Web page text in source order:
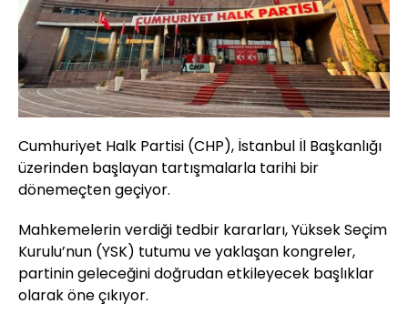
Cumhuriyet Halk Partisi (CHP), İstanbul İl Başkanlığı
üzerinden başlayan tartışmalarla tarihi bir
dönemeçten geçiyor.
Mahkemelerin verdiği tedbir kararları, Yüksek Seçim
Kurulu’nun (YSK) tutumu ve yaklaşan kongreler,
partinin geleceğini doğrudan etkileyecek başlıklar
olarak öne çıkıyor.